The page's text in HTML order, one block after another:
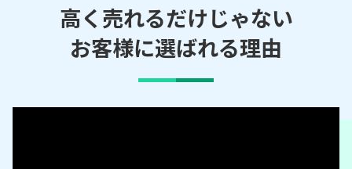
原／応時／大草／大山／小針／掛割町／春日寺／上
末／河内屋新田／川西／北外山／久保／久保一色／
久保新町／久保本町／郷中／郷西町／古雅／小木／
小牧／小牧原／小牧原新田／小松寺／桜井／桜井本
高く売れるだけじゃない
お客様に選ばれる理由